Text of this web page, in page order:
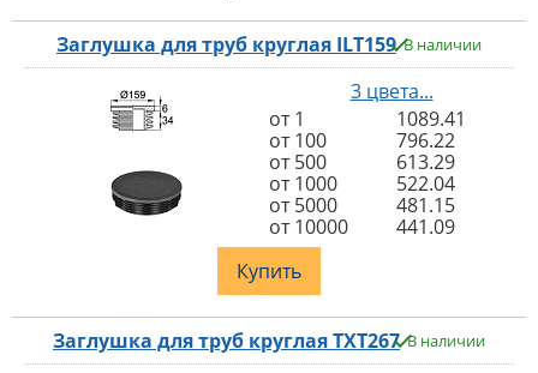
Заглушка для труб круглая ILT159 В наличии
3 цвета...
от 1
1089.41
от 100
796.22
от 500
613.29
от 1000
522.04
от 5000
481.15
от 10000
441.09
Купить
Заглушка для труб круглая TXT267 В наличии